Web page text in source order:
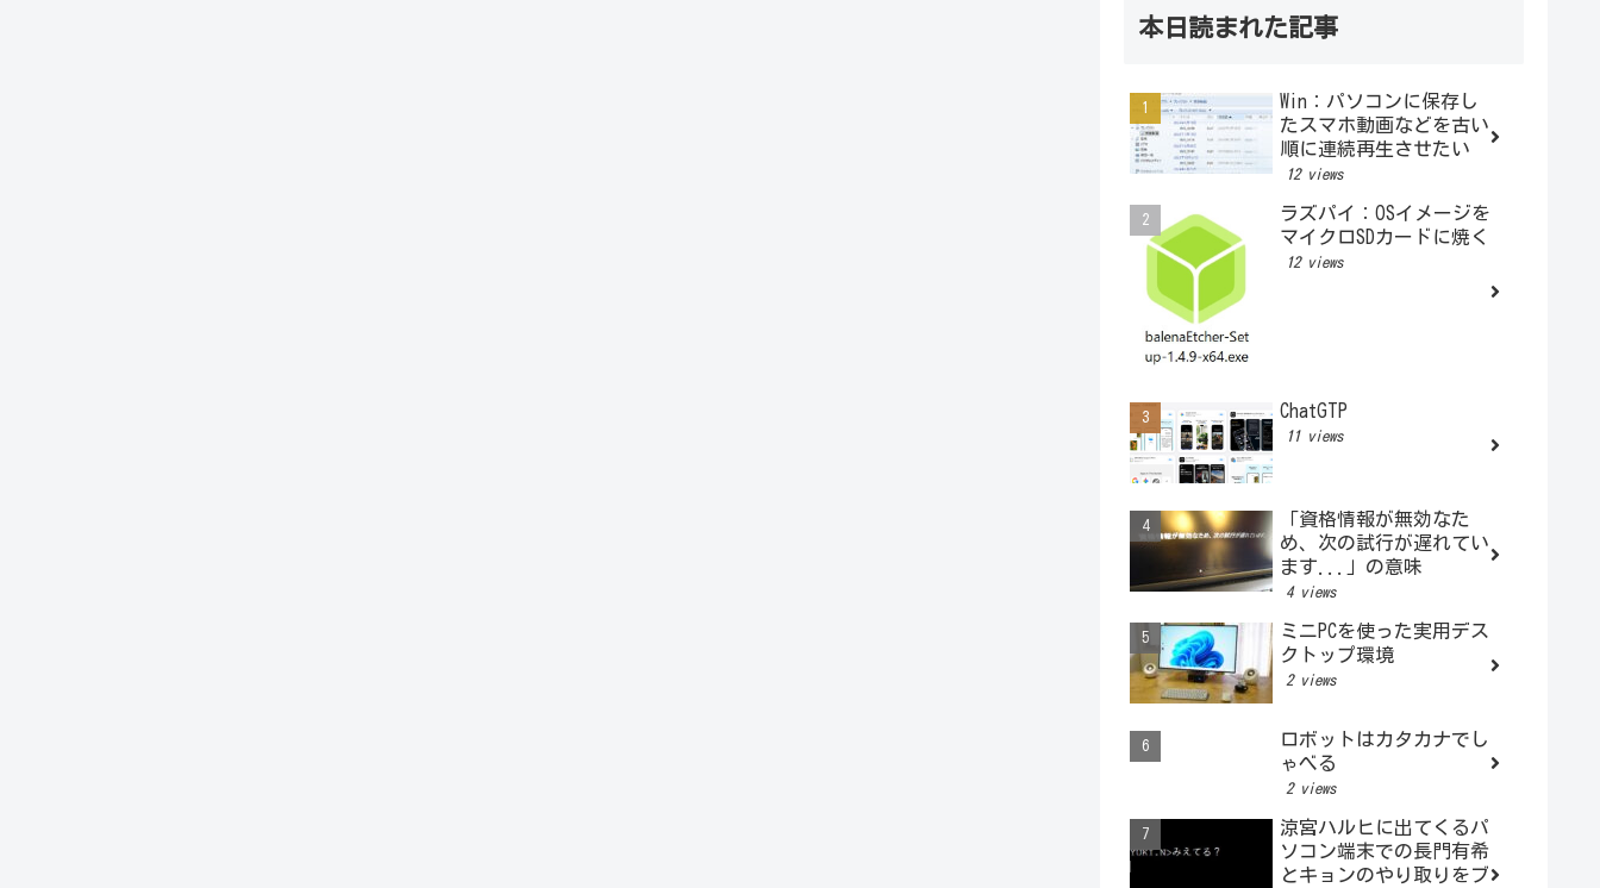
本日読まれた記事
Win：パソコンに保存し
たスマホ動画などを古い
順に連続再生させたい
12 views
ラズパイ：OSイメージを
マイクロSDカードに焼く
12 views
ChatGTP
11 views
「資格情報が無効なた
め、次の試行が遅れてい
ます...」の意味
4 views
ミニPCを使った実用デス
クトップ環境
2 views
ロボットはカタカナでし
ゃべる
2 views
涼宮ハルヒに出てくるパ
ソコン端末での長門有希
とキョンのやり取りをブ